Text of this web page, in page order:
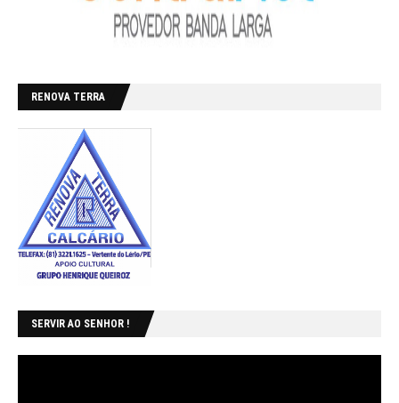
RENOVA TERRA
SERVIR AO SENHOR !